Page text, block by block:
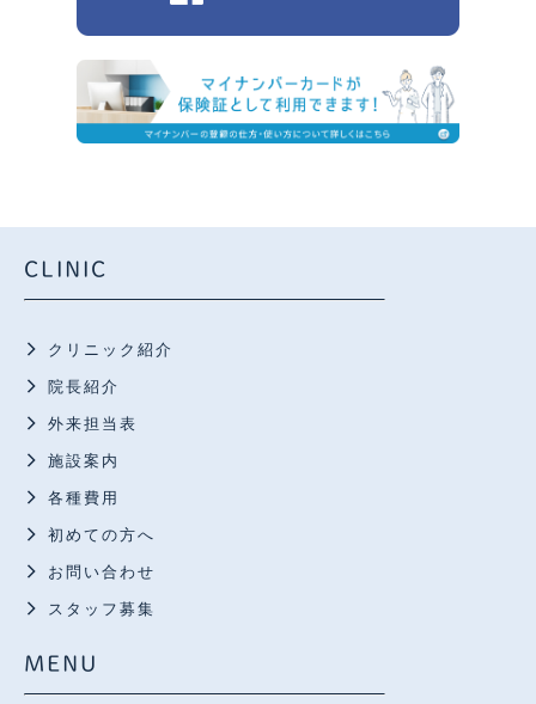
CLINIC
クリニック紹介
院長紹介
外来担当表
施設案内
各種費用
初めての方へ
お問い合わせ
スタッフ募集
MENU